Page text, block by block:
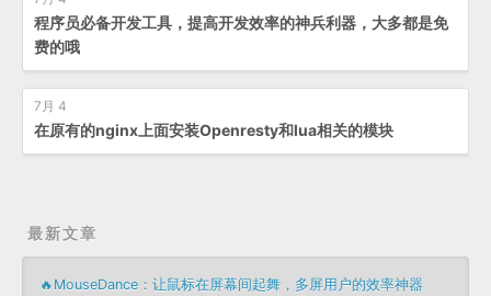
程序员必备开发工具，提高开发效率的神兵利器，大多都是免
费的哦
7月 4
在原有的nginx上面安装Openresty和lua相关的模块
最新文章
🔥MouseDance：让鼠标在屏幕间起舞，多屏用户的效率神器